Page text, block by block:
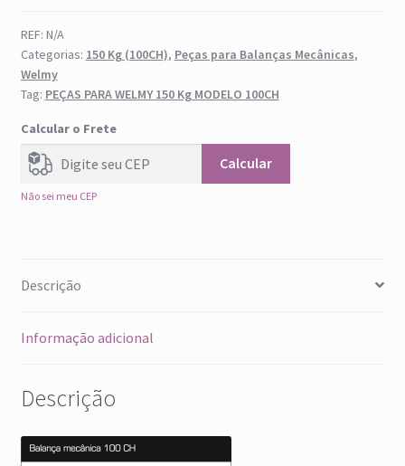
100CH
quantidade
REF: N/A
Categorias: 150 Kg (100CH), Peças para Balanças Mecânicas,
Welmy
Tag: PEÇAS PARA WELMY 150 Kg MODELO 100CH
Calcular o Frete
Calcular
Não sei meu CEP
Descrição
Informação adicional
Descrição